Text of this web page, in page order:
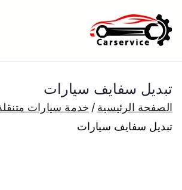
إلى
المحتوى
الكويت
بنشر متنقل الكويت
بارخص الاسعار
تبديل سفايف سيارات
الصفحة الرئيسية
خدمة سيارات
تبديل سفايف سيارات